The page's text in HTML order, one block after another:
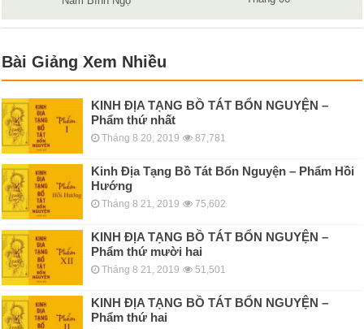
Bài Giảng Xem Nhiều
KINH ÐỊA TẠNG BỒ TÁT BỔN NGUYỆN –
Phẩm thứ nhất
Tháng 8 20, 2019 87,781
Kinh Địa Tạng Bồ Tát Bổn Nguyện – Phẩm Hồi
Hướng
Tháng 8 21, 2019 75,602
KINH ÐỊA TẠNG BỒ TÁT BỔN NGUYỆN –
Phẩm thứ mười hai
Tháng 8 21, 2019 51,501
KINH ÐỊA TẠNG BỒ TÁT BỔN NGUYỆN –
Phẩm thứ hai